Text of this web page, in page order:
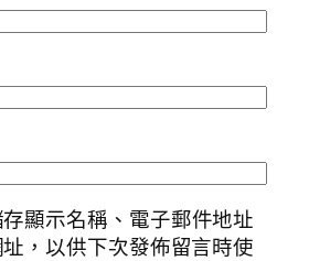
顯示名稱、電子郵件地址
，以供下次發佈留言時使